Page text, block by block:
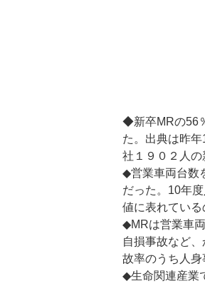
◆新卒MRの56
た。出典は昨
社１９０２人
◆営業車両台数
だった。10年
値に表れている
◆MRは営業車
自損事故など
故率のうち人
◆生命関連産業